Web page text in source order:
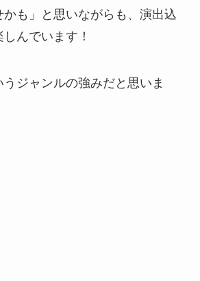
も」と思いながらも、演出込
んでいます！
ジャンルの強みだと思いま